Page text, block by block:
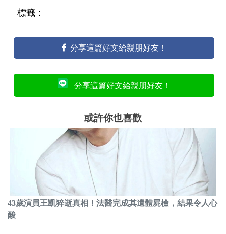
標籤：
分享這篇好文給親朋好友！
分享這篇好文給親朋好友！
或許你也喜歡
43歲演員王凱猝逝真相！法醫完成其遺體屍檢，結果令人心
酸